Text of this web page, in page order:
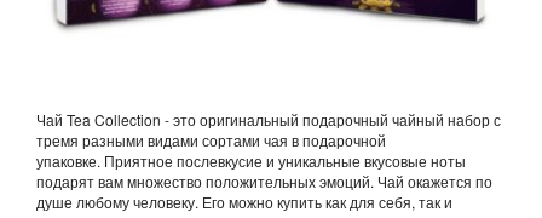
Чай Tea Collection - это оригинальный подарочный чайный набор с
тремя разными видами сортами чая в подарочной
упаковке. Приятное послевкусие и уникальные вкусовые ноты
подарят вам множество положительных эмоций. Чай окажется по
душе любому человеку. Его можно купить как для себя, так и